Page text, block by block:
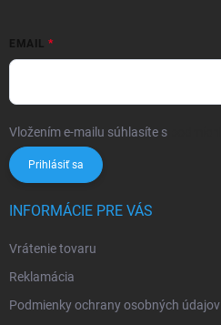
EMAIL
Vložením e-mailu súhlasíte s
Prihlásiť sa
INFORMÁCIE PRE VÁS
Vrátenie tovaru
Reklamácia
Podmienky ochrany osobných údajov